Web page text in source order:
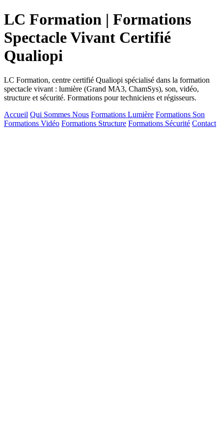
LC Formation | Formations
Spectacle Vivant Certifié
Qualiopi
LC Formation, centre certifié Qualiopi spécialisé dans la formation
spectacle vivant : lumière (Grand MA3, ChamSys), son, vidéo,
structure et sécurité. Formations pour techniciens et régisseurs.
Accueil Qui Sommes Nous Formations Lumière Formations Son
Formations Vidéo Formations Structure Formations Sécurité Contact